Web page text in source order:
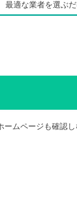
最適な業者を選ぶ
ームページも確認し